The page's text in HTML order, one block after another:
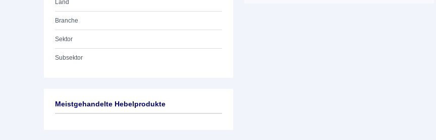
Land
Branche
Sektor
Subsektor
Meistgehandelte Hebelprodukte